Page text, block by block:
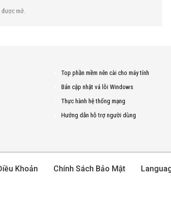
mở.
Top phần mềm nên cài cho máy tính
Bản cập nhật vá lỗi Windows
Thực hành hệ thống mạng
Hướng dẫn hỗ trợ người dùng
Khoản Chính Sách Bảo Mật